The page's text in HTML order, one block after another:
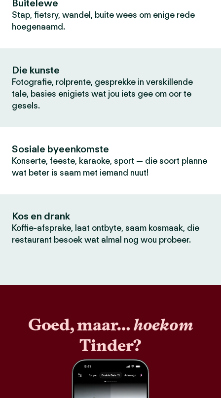
Buitelewe
Stap, fietsry, wandel, buite wees om enige rede
hoegenaamd.
Die kunste
Fotografie, rolprente, gesprekke in verskillende
tale, basies enigiets wat jou iets gee om oor te
gesels.
Sosiale byeenkomste
Konserte, feeste, karaoke, sport — die soort planne
wat beter is saam met iemand nuut!
Kos en drank
Koffie-afsprake, laat ontbyte, saam kosmaak, die
restaurant besoek wat almal nog wou probeer.
Goed, maar…hoekom
Tinder?